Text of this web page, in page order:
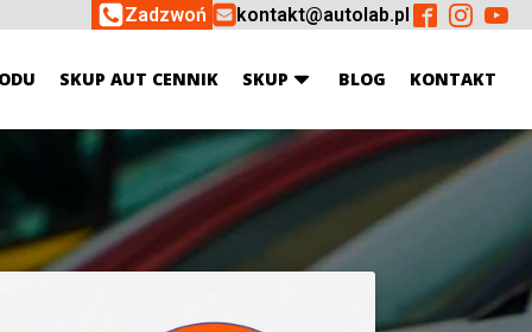
Zadzwoń kontakt@autolab.pl
SKUP AUT CENNIK SKUP BLOG KONTAKT